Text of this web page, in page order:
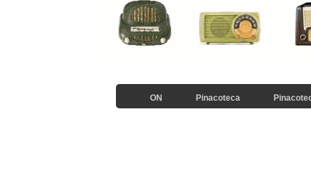
ON Pinacoteca